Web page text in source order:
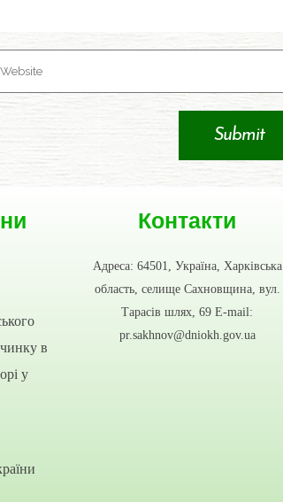
в
у
Контакти
Адреса: 64501, Україна, Харківська
область, селище Сахновщина, вул.
Тарасів шлях, 69 E-mail:
pr.sakhnov@dniokh.gov.ua